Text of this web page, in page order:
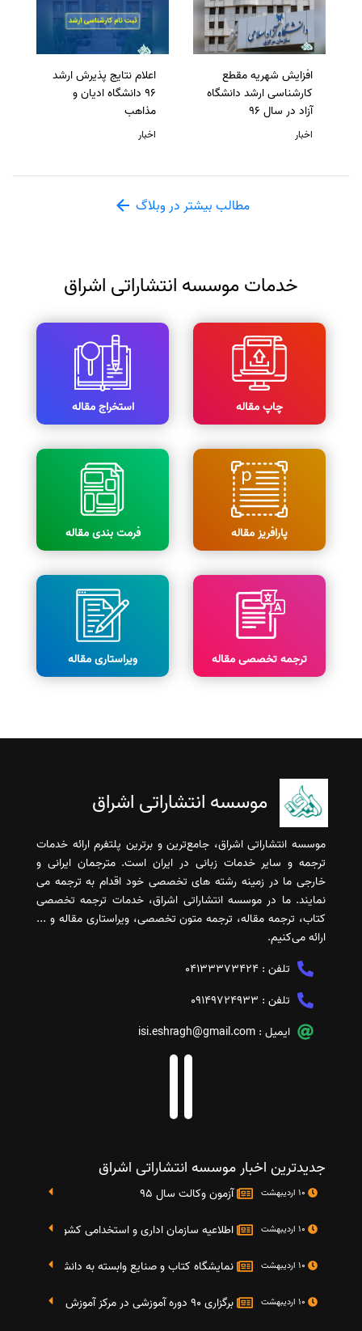
افزایش شهریه مقطع
کارشناسی ارشد دانشگاه
آزاد در سال 96
اخبار
اعلام نتایج پذیرش ارشد
96 دانشگاه ادیان و
مذاهب
اخبار
مطالب بیشتر در وبلاگ
خدمات موسسه انتشاراتی اشراق
چاپ مقاله استخراج مقاله
پارافریز مقاله فرمت بندی مقاله
ترجمه تخصصی مقاله ویراستاری مقاله
موسسه انتشاراتی اشراق
موسسه انتشاراتی اشراق، جامع‌ترین و برترین پلتفرم ارائه خدمات
ترجمه و سایر خدمات زبانی در ایران است. مترجمان ایرانی و
خارجی ما در زمینه رشته های تخصصی خود اقدام به ترجمه می
نمایند. ما در موسسه انتشاراتی اشراق، خدمات ترجمه تخصصی
کتاب، ترجمه مقاله، ترجمه متون تخصصی، ویراستاری مقاله و ...
ارائه می‌کنیم.
تلفن : 04133373424
تلفن : 09149724933
ایمیل : isi.eshragh@gmail.com
جدیدترین اخبار موسسه انتشاراتی اشراق
آزمون وکالت سال 95
اطلاعیه سازمان اداری و استخدامی کشور در خصوص
نمایشگاه کتاب و صنایع وابسته به دانشگاه صنعتی شریف 4 الی 8 مهر
برگزاری 90 دوره آموزشی در مرکز آموزش فرهنگی دانشگاه علامه